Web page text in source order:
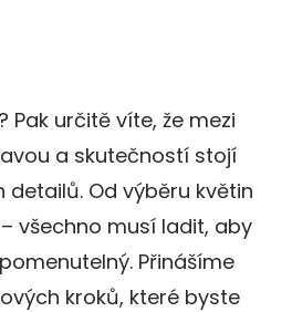
Pak určitě víte, že mezi
a skutečností stojí
Od výběru květin
všechno musí ladit, aby
Přinášíme
kroků, které byste